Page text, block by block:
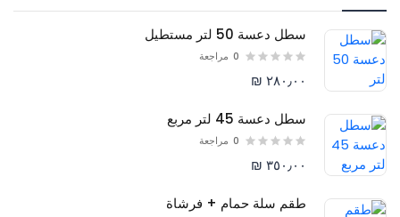
سطل دعسة 50 لتر مستطيل
0 مراجعة
٢٨٠٫٠٠ ₪
سطل دعسة 45 لتر مربع
0 مراجعة
٣٥٠٫٠٠ ₪
طقم سلة حمام + فرشاة